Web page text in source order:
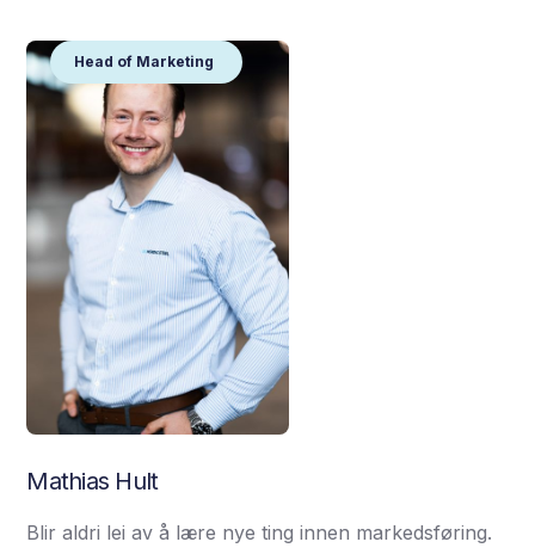
Head of Marketing
Mathias Hult
Blir aldri lei av å lære nye ting innen markedsføring.